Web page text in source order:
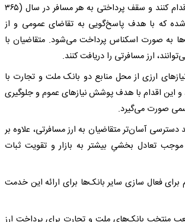
نسبت به دریافت ارز اقدام کنند و سقف پرداختی به هر مسافر در سال (۳۶۵
شده که با هدف پاسخ‌گویی به تقاضای عمومی و از
به صورت اسکناس پرداخت می‌شود. متقاضیان با
ارز مسافرتی را دریافت کنند.
ارزی از محل منابع دو بانک ملت و تجارت با
و این اقدام با هدف پوشش نیازهای عموم و جلوگیری
صورت می‌گیرد.
دسترسی آسان‌تر متقاضیان به ارز مسافرتی، علاوه بر
تعادل بخشیِ بیشتر به بازار و تقویت ثبات
برای فعال سازی سایر بانک‌ها برای ارائه این خدمت